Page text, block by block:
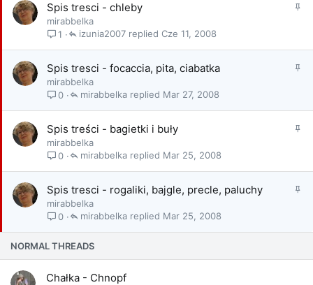
o
o
Spis tresci - chleby
mirabbelka
1
Cze 11, 2008
izunia2007
o
Spis tresci - focaccia, pita, ciabatka
mirabbelka
0
Mar 27, 2008
mirabbelka
o
y
Spis treści - bagietki i buły
mirabbelka
0
Mar 25, 2008
mirabbelka
Spis tresci - rogaliki, bajgle, precle, paluchy
mirabbelka
0
Mar 25, 2008
mirabbelka
NORMAL THREADS
Chałka - Chnopf